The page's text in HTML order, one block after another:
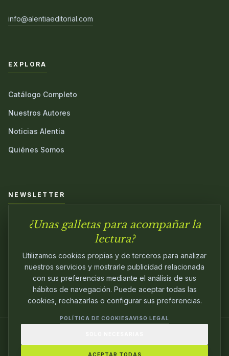
info@alentiaeditorial.com
EXPLORA
Catálogo Completo
Nuestros Autores
Noticias Alentia
Quiénes Somos
NEWSLETTER
Únete a nuestra comunidad y sé el primero en conocer las
PASIÓN.
¿Unas galletas para acompañar la
lectura?
Utilizamos cookies propias y de terceros para analizar
nuestros servicios y mostrarle publicidad relacionada
con sus preferencias mediante el análisis de sus
hábitos de navegación. Puede aceptar todas las
cookies, rechazarlas o configurar sus preferencias.
POLÍTICA DE COOKIESAVISO LEGAL
ACEPTAR TODAS